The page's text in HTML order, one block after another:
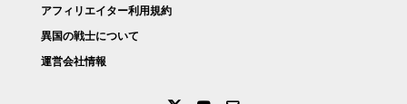
アフィリエイター利用規約
異国の戦士について
運営会社情報